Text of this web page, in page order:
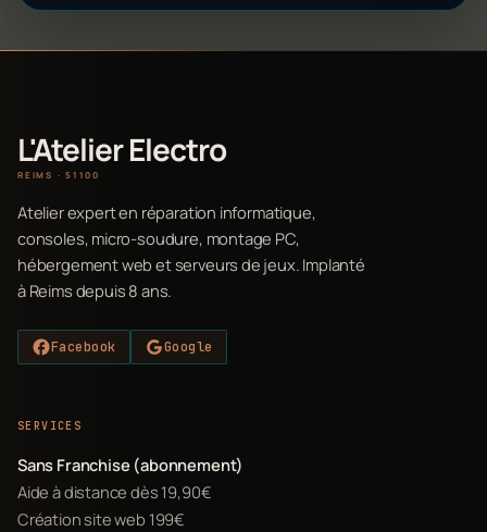
L'Atelier Electro
REIMS · 51100
Atelier expert en réparation informatique,
consoles, micro-soudure, montage PC,
hébergement web et serveurs de jeux. Implanté
à Reims depuis 8 ans.
Facebook Google
SERVICES
Sans Franchise (abonnement)
Aide à distance dès 19,90€
Création site web 199€